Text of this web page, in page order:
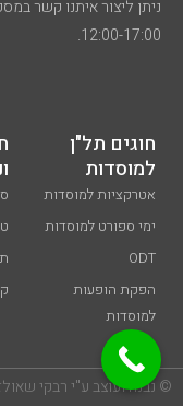
12:00-17:00.
חוגים תל"ן
למוסדות
אטרקציות למוסדות
ימי ספורט למוסדות
ODT
הפקת הופעות
למוסדות
© נבנה ועוצב ע"י רבקי